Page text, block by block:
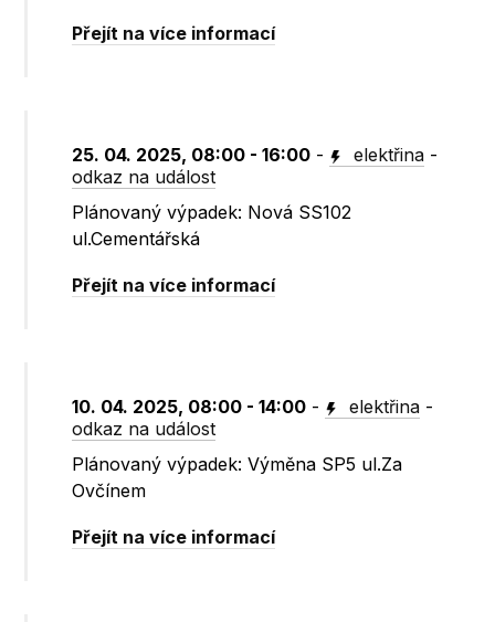
Přejít na více informací
25. 04. 2025, 08:00 - 16:00 - elektřina -
odkaz na událost
Plánovaný výpadek: Nová SS102
ul.Cementářská
Přejít na více informací
10. 04. 2025, 08:00 - 14:00 - elektřina -
odkaz na událost
Plánovaný výpadek: Výměna SP5 ul.Za
Ovčínem
Přejít na více informací